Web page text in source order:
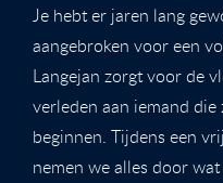
Je hebt er jaren lang
aangebroken voor een
Langejan zorgt voor de
verleden aan iemand
beginnen. Tijdens een
nemen we alles door